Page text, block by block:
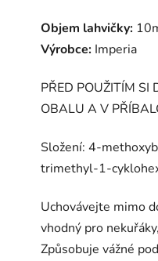
Objem lahvičky:
Výrobce: Imperia
PŘED POUŽITÍM SI
OBALU A V
Složení: 4-
trimethyl-1-
Uchovávejte mimo
vhodný pro
Způsobuje vážné